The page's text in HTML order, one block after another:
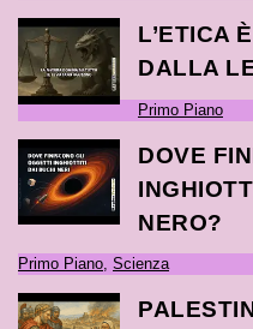
L’ETICA
DALLA
Primo Piano
DOVE
NERO?
Primo Piano, Scienza